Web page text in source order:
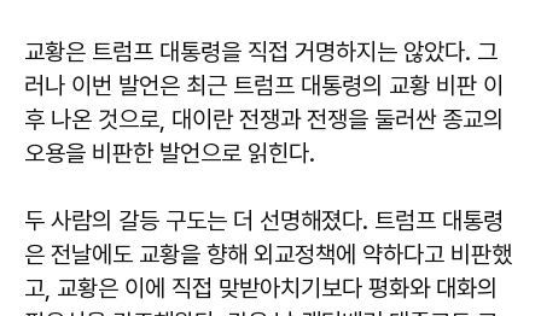
교황은 트럼프 대통령을 직접 거명하지는 않았다. 그
러나 이번 발언은 최근 트럼프 대통령의 교황 비판 이
후 나온 것으로, 대이란 전쟁과 전쟁을 둘러싼 종교의
오용을 비판한 발언으로 읽힌다.
두 사람의 갈등 구도는 더 선명해졌다. 트럼프 대통령
은 전날에도 교황을 향해 외교정책에 약하다고 비판했
고, 교황은 이에 직접 맞받아치기보다 평화와 대화의